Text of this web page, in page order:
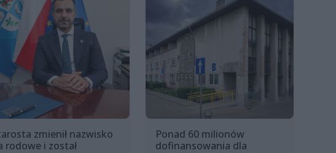
zmienił nazwisko
rodowe i został
Ponad 60 milionów
dofinansowania dla